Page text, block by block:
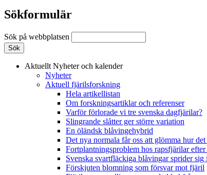
Sökformulär
Sök på webbplatsen
Aktuellt Nyheter och kalender
Nyheter
Aktuell fjärilsforskning
Hela artikellistan
Om forskningsartiklar och referenser
Varför förlorade vi tre svenska dagfjärilar?
Slingrande slåtter ger större variation
En öländsk blåvingehybrid
Det nya normala får oss att glömma hur
Fortplantningsproblem hos rapsfjärilar efter
Svenska svartfläckiga blåvingar sprider sig
Förskjuten blomning som försvar mot fjäril